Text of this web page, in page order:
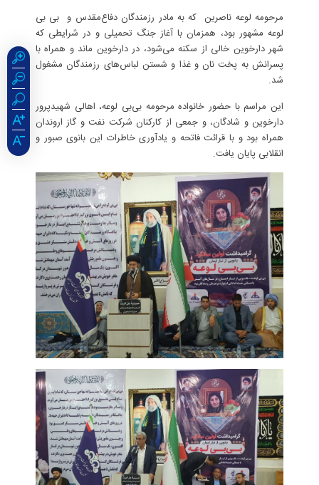
مرحومه لوعه ناصرین که به مادر رزمندگان دفاع‌مقدس و بی بی
لوعه مشهور بود، همزمان با آغاز جنگ تحمیلی و در شرایطی که
شهر دارخوین خالی از سکنه می‌شود، در دارخوین ماند و همراه با
پسرانش به پخت نان و غذا و شستن لباس‌های رزمندگان مشغول
شد.
این مراسم با حضور خانواده مرحومه بی‌بی لوعه، اهالی شهیدپرور
دارخوین و شادگان، و جمعی از کارکنان شرکت نفت و گاز اروندان
همراه بود و با قرائت فاتحه و یادآوری خاطرات این بانوی صبور و
انقلابی پایان یافت.